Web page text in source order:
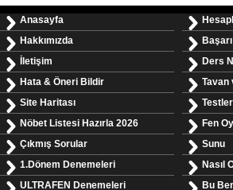
Anasayfa
Hakkımızda
İletişim
Hata & Öneri Bildir
Site Haritası
Nöbet Listesi Hazırla 2026
Çıkmış Sorular
1.Dönem Denemeleri
ULTRAFEN Denemeleri
Ders
Tavan
Testler
Fen
Sunu
Nasıl
Bu